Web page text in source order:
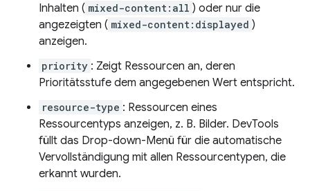
Inhalten ( mixed-content:all ) oder nur die
angezeigten ( mixed-content:displayed )
anzeigen.
priority : Zeigt Ressourcen an, deren
Prioritätsstufe dem angegebenen Wert entspricht.
resource-type : Ressourcen eines
Ressourcentyps anzeigen, z. B. Bilder. DevTools
füllt das Drop-down-Menü für die automatische
Vervollständigung mit allen Ressourcentypen, die
erkannt wurden.